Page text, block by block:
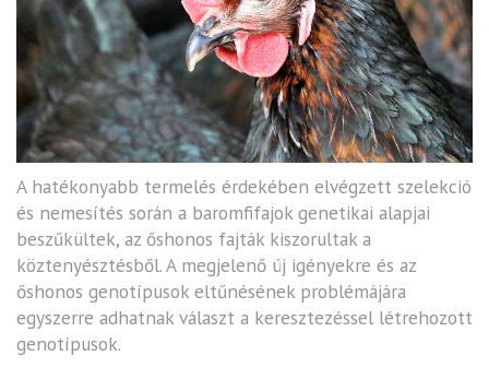
A hatékonyabb termelés érdekében elvégzett szelekció
és nemesítés során a baromfifajok genetikai alapjai
beszűkültek, az őshonos fajták kiszorultak a
köztenyésztésből. A megjelenő új igényekre és az
őshonos genotípusok eltűnésének problémájára
egyszerre adhatnak választ a keresztezéssel létrehozott
genotípusok.